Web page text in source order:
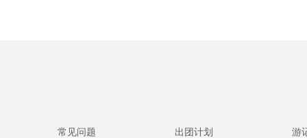
常见问题
出团计划
游